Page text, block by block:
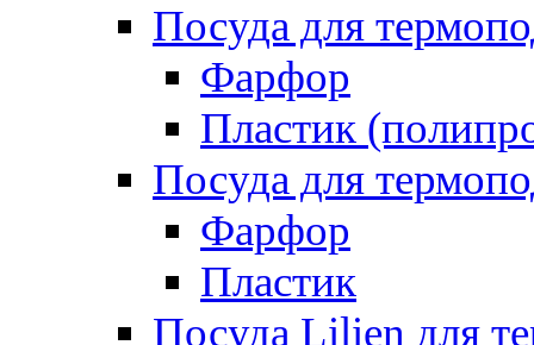
Посуда для
Фарфор
Пластик
Посуда для
Фарфор
Пластик
Посуда Lilien для